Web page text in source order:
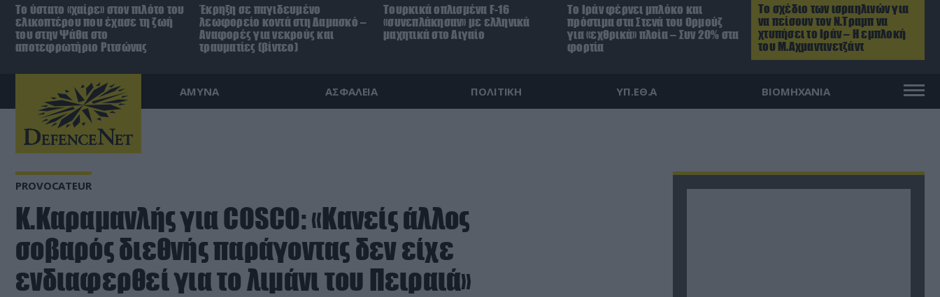
Το σχέδιο των ισραηλινών για
να πείσουν τον Ν.Τραμπ να
χτυπήσει το Ιράν – Η εμπλοκή
του Μ.Αχμαντινετζάντ
Το ύστατο «χαίρε» στον πιλότο του
ελικοπτέρου που έχασε τη ζωή
του στην Ψάθα στο
αποτεφρωτήριο Ριτσώνας
Έκρηξη σε παγιδευμένο
λεωφορείο κοντά στη Δαμασκό –
Αναφορές για νεκρούς και
τραυματίες (βίντεο)
Τουρκικά οπλισμένα F-16
«συνεπλάκησαν» με ελληνικά
μαχητικά στο Αιγαίο
Το Ιράν φέρνει μπλόκο και
πρόστιμα στα Στενά του Ορμούζ
για «εχθρικά» πλοία – Συν 20% στα
φορτία
ΑΜΥΝΑ ΑΣΦΑΛΕΙΑ ΠΟΛΙΤΙΚΗ ΥΠ.ΕΘ.Α ΒΙΟΜΗΧΑΝΙΑ
PROVOCATEUR
Κ.Καραμανλής για COSCO: «Κανείς άλλος
σοβαρός διεθνής παράγοντας δεν είχε
ενδιαφερθεί για το λιμάνι του Πειραιά»